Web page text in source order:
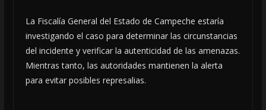
La Fiscalía General del Estado de Campeche estaría
investigando el caso para determinar las circunstancias
del incidente y verificar la autenticidad de las amenazas.
Mientras tanto, las autoridades mantienen la alerta
para evitar posibles represalias.